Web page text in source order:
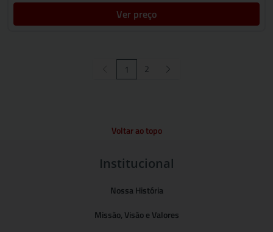
Ver preço
1 2
Voltar ao topo
Institucional
Nossa História
Missão, Visão e Valores